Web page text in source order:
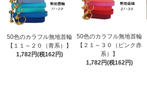
50色のカラフル無地首輪
【１１～２０（青系）】
1,782円(税162円)
50色のカラフル無地首輪
【２１～３０（ピンク赤
系）】
1,782円(税162円)